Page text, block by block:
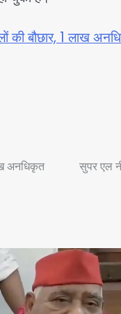
की बौछार, 1 लाख
अनधिकृत
सुपर एल